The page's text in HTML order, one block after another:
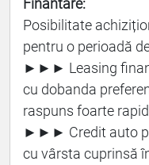
Finantare:
Posibilitate
pentru o perioadă
►►► Leasing
cu dobanda
raspuns foarte
►►► Credit auto
cu vârsta cuprinsă